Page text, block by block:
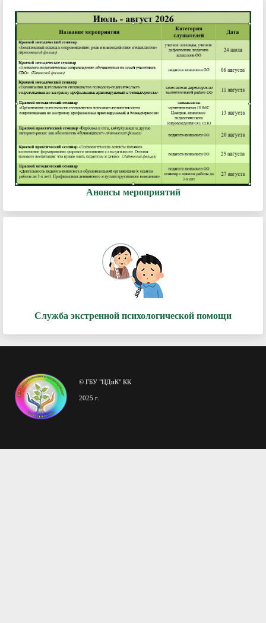
Анонсы мероприятий
Служба экстренной психологической помощи
© ГБУ "ЦДиК" КК
2025 г.